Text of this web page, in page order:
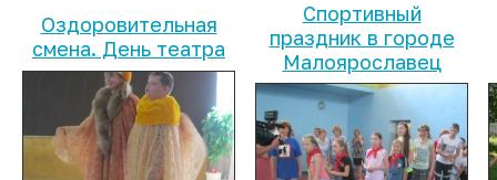
Оздоровительная
смена. День театра
Спортивный
праздник в городе
Малоярославец